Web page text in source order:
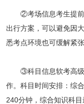
②考场信息考生提前
出行方案，可以避免因
悉考点环境也可缓解紧张
③科目信息软考高级
作。科目时间安排：综
240分钟，综合知识科